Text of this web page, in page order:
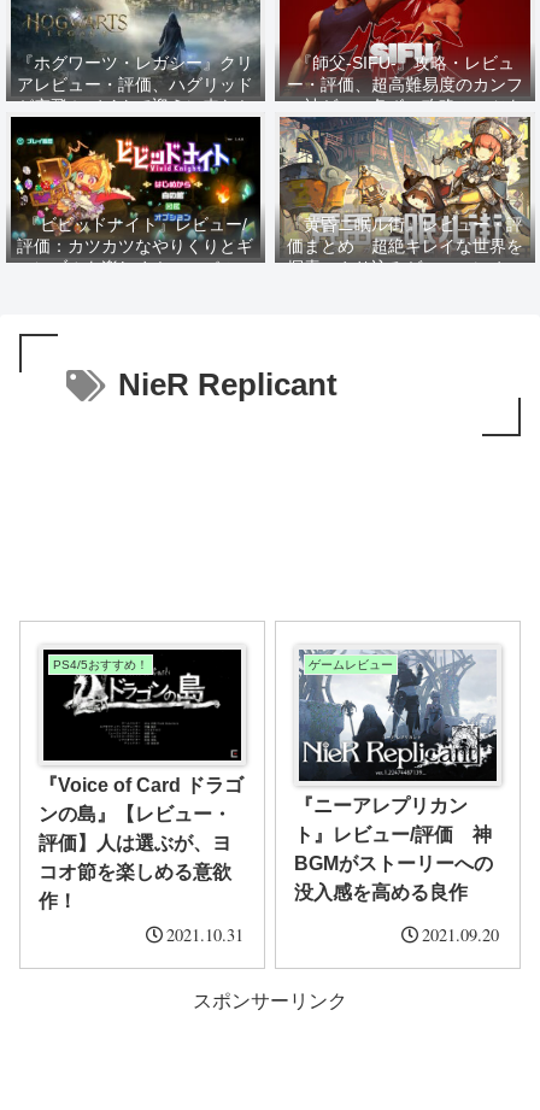
『ホグワーツ・レガシー』クリ
アレビュー・評価、ハグリッド
が空飛ぶバイクで迎えに来なか
った人たちへ向けた完璧な魔法
界入門ゲーム 細部へのこだわ
りとバトル要素の調整が素晴ら
しい
『師父-SIFU-』攻略・レビュ
ー・評価、超高難易度のカンフ
ー神ゲー 各ボス攻略のコツを
詳細に紹介
『ビビッドナイト』レビュー/
評価：カツカツなやりくりとギ
ャンブルを楽しめ！コスパのい
『黄昏ニ眠ル街』レビュー・評
価まとめ 超絶キレイな世界を
探索 やり込みゲーマーにオス
NieR Replicant
PS4/5おすすめ！
『Voice of Card ドラゴ
ンの島』【レビュー・
評価】人は選ぶが、ヨ
コオ節を楽しめる意欲
作！
2021.10.31
ゲームレビュー
『ニーアレプリカン
ト』レビュー/評価 神
BGMがストーリーへの
没入感を高める良作
2021.09.20
スポンサーリンク